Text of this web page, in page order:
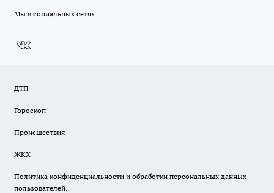
Мы в социальных сетях
ДТП
Гороскоп
Происшествия
ЖКХ
Политика конфиденциальности и обработки персональных данных
пользователей.